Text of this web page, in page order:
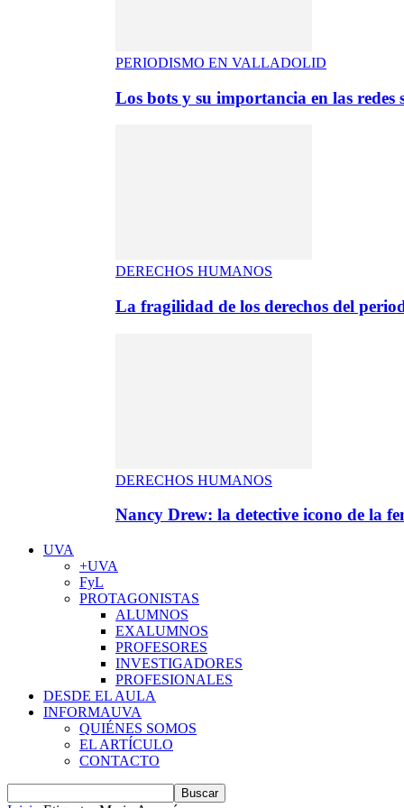
PERIODISMO EN VALLADOLID
Los bots y su importancia en las redes
DERECHOS HUMANOS
La fragilidad de los derechos del
DERECHOS HUMANOS
Nancy Drew: la detective icono de la
UVA
+UVA
FyL
PROTAGONISTAS
ALUMNOS
EXALUMNOS
PROFESORES
INVESTIGADORES
PROFESIONALES
DESDE EL AULA
INFORMAUVA
QUIÉNES SOMOS
EL ARTÍCULO
CONTACTO